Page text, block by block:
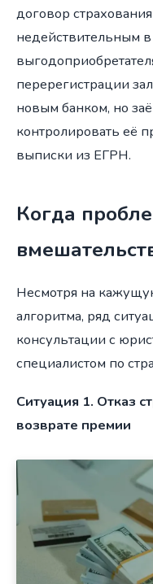
договор
недействительным в
перерегистрации
новым банком, но
контролировать её
выписки из ЕГРН.
Когда
Несмотря на
алгоритма, ряд
консультации с
специалистом по
Ситуация 1. Отказ
возврате премии